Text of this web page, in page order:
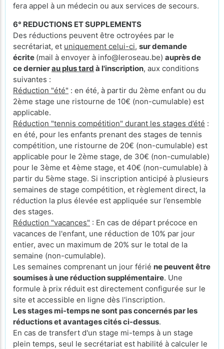
fera appel à un médecin ou aux services de secours.
6° REDUCTIONS ET SUPPLEMENTS
Des réductions peuvent être octroyées par le
secrétariat, et uniquement celui-ci, sur demande
écrite (mail à envoyer à info@leroseau.be) auprès de
ce dernierau plus tard à l'inscription, aux conditions
suivantes :
Réduction "été" : en été, à partir du 2ème enfant ou du
2ème stage une ristourne de 10€ (non-cumulable) est
applicable.
Réduction "tennis compétition" durant les stages d’été :
en été, pour les enfants prenant des stages de tennis
compétition, une ristourne de 20€ (non-cumulable) est
applicable pour le 2ème stage, de 30€ (non-cumulable)
pour le 3ème et 4ème stage, et 40€ (non-cumulable) à
partir du 5ème stage. Si inscription anticipé à plusieurs
semaines de stage compétition, et règlement direct, la
réduction la plus élevée est appliquée sur l’ensemble
des stages.
Réduction "vacances" : En cas de départ précoce en
vacances de l'enfant, une réduction de 10% par jour
entier, avec un maximum de 20% sur le total de la
semaine (non-cumulable).
Les semaines comprenant un jour férié ne peuvent être
soumises à une réduction supplémentaire. Une
formule à prix réduit est directement configurée sur le
site et accessible en ligne dès l'inscription.
Les stages mi-temps ne sont pas concernés par les
réductions et avantages cités ci-dessus.
En cas de transfert d'un stage mi-temps à un stage
plein temps, seul le secrétariat est habilité à calculer le